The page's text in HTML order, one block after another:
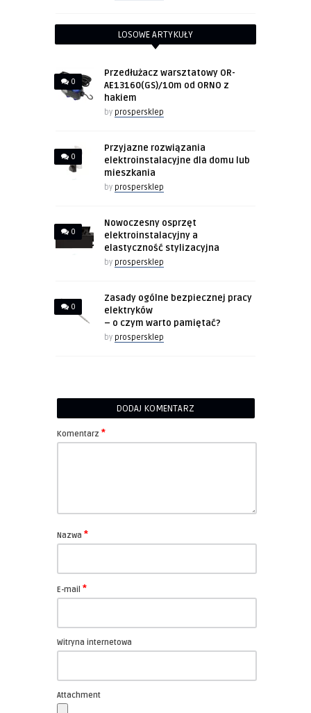
LOSOWE ARTYKUŁY
0
Przedłużacz warsztatowy OR-
AE13160(GS)/10m od ORNO z
hakiem
by prospersklep
0
Przyjazne rozwiązania
elektroinstalacyjne dla domu lub
mieszkania
by prospersklep
0
Nowoczesny osprzęt
elektroinstalacyjny a
elastyczność stylizacyjna
by prospersklep
0
Zasady ogólne bezpiecznej pracy
elektryków
– o czym warto pamiętać?
by prospersklep
DODAJ KOMENTARZ
Komentarz *
Nazwa *
E-mail *
Witryna internetowa
Attachment